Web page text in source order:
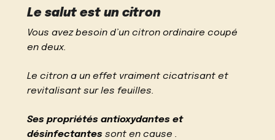
Le salut est un citron
Vous avez besoin d’un citron ordinaire coupé
en deux.
Le citron a un effet vraiment cicatrisant et
revitalisant sur les feuilles.
Ses propriétés antioxydantes et
désinfectantes sont en cause .